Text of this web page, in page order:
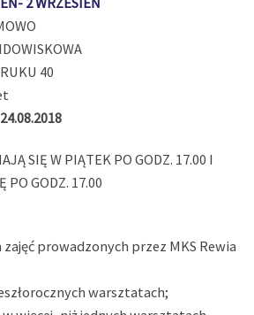
40
SIĘ W PIĄTEK PO GODZ. 17.00 I
PO GODZ. 17.00
prowadzonych przez MKS Rewia
warsztatach;